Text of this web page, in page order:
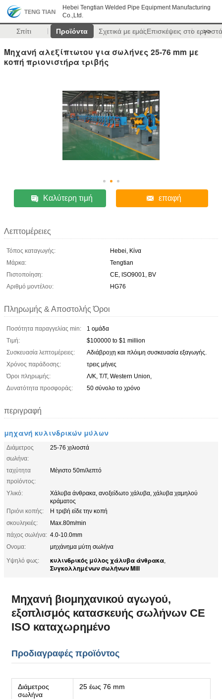
Hebei Tengtian Welded Pipe Equipment Manufacturing
Co.,Ltd.
Σπίτι Προϊόντα Σχετικά με εμάςΕπισκέψεις στο >>
Μηχανή αλεξίπτωτου για σωλήνες 25-76 mm με
κοπή πριονιστήρα τριβής
Καλύτερη τιμή επαφή
Λεπτομέρειες
Τόπος καταγωγής:
Hebei, Κίνα
Μάρκα:
Tengtian
Πιστοποίηση:
CE, ISO9001, BV
Αριθμό μοντέλου:
HG76
Πληρωμής & Αποστολής Όροι
Ποσότητα παραγγελίας min:
1 ομάδα
Τιμή:
$100000 to $1 million
Συσκευασία λεπτομέρειες:
Αδιάβροχη και πλόιμη συσκευασία εξαγωγής.
Χρόνος παράδοσης:
τρεις μήνες
Όροι πληρωμής:
Λ/Κ, Τ/Τ, Western Union,
Δυνατότητα προσφοράς:
50 σύνολο το χρόνο
περιγραφή
μηχανή κυλινδρικών μύλων
Διάμετρος
σωλήνα:
25-76 χιλιοστά
ταχύτητα
προϊόντος:
Μέγιστο 50m/λεπτό
Υλικό:
Χάλυβα άνθρακα, ανοξείδωτο χάλυβα, χάλυβα χαμηλού
κράματος
Πριόνι κοπής:
Η τριβή είδε την κοπή
σκουληκιές:
Max.80m/min
πάχος σωλήνα: 4.0-10.0mm
Ονομα:
μηχάνημα μύτη σωλήνα
Υψηλό φως:
κυλινδρικός μύλος χάλυβα άνθρακα,
Συγκολλημένων σωλήνων Mill
Μηχανή βιομηχανικού αγωγού,
εξοπλισμός κατασκευής σωλήνων CE
ISO καταχωρημένο
Προδιαγραφές προϊόντος
Διάμετρος
σωλήνα
25 έως 76 mm